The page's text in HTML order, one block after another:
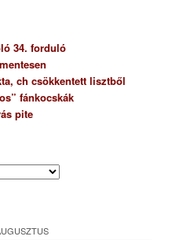
34. forduló
ch csökkentett lisztből
fánkocskák
pite